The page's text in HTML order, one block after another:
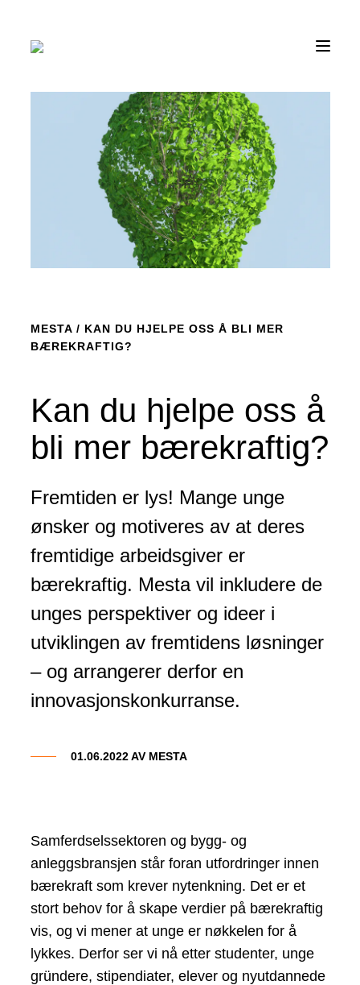
CONTENT
MESTA/ KAN DU HJELPE OSS Å BLI MER
BÆREKRAFTIG?
Kan du hjelpe oss å
bli mer bærekraftig?
Fremtiden er lys! Mange unge
ønsker og motiveres av at deres
fremtidige arbeidsgiver er
bærekraftig. Mesta vil inkludere de
unges perspektiver og ideer i
utviklingen av fremtidens løsninger
– og arrangerer derfor en
innovasjonskonkurranse.
01.06.2022 AV MESTA
Samferdselssektoren og bygg- og
anleggsbransjen står foran utfordringer innen
bærekraft som krever nytenkning. Det er et
stort behov for å skape verdier på bærekraftig
vis, og vi mener at unge er nøkkelen for å
lykkes. Derfor ser vi nå etter studenter, unge
gründere, stipendiater, elever og nyutdannede